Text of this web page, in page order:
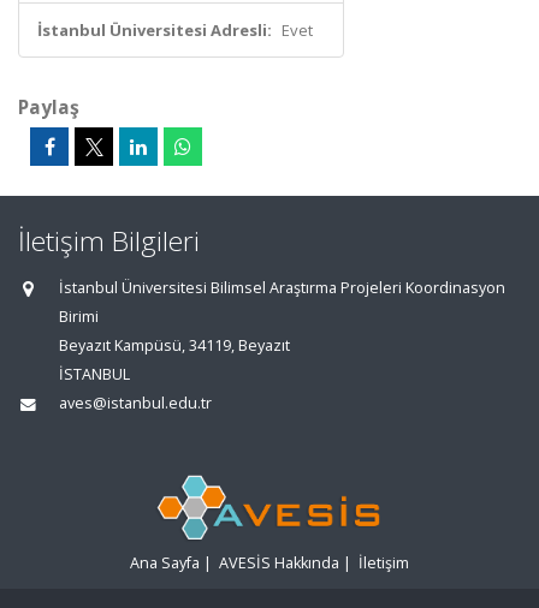
İstanbul Üniversitesi Adresli: Evet
Paylaş
İletişim Bilgileri
İstanbul Üniversitesi Bilimsel Araştırma Projeleri Koordinasyon
Birimi
Beyazıt Kampüsü, 34119, Beyazıt
İSTANBUL
aves@istanbul.edu.tr
Ana Sayfa | AVESİS Hakkında | İletişim